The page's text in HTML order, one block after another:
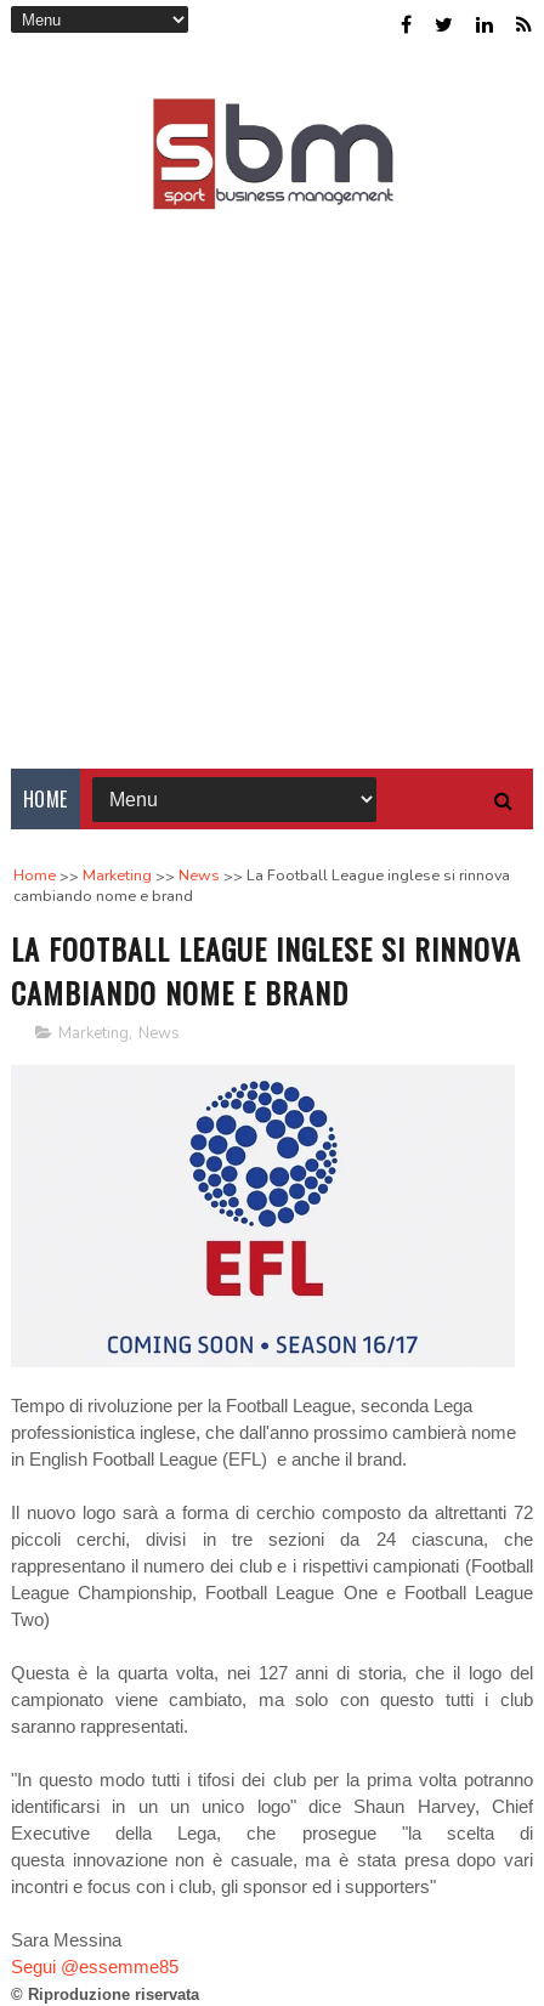
HOME
Home Marketing News
La Football League inglese si rinnova
cambiando nome e brand
LA FOOTBALL LEAGUE INGLESE SI RINNOVA
CAMBIANDO NOME E BRAND
Marketing, News
Tempo di rivoluzione per la Football League, seconda Lega
professionistica inglese, che dall'anno prossimo cambierà nome
in English Football League(EFL) e anche il brand.
Il nuovo logo sarà a forma di cerchio composto da altrettanti 72
piccoli cerchi, divisi in tre sezioni da 24 ciascuna, che
rappresentano il numero dei club e i rispettivi campionati (Football
League Championship, Football League One e Football League
Two)
Questa è la quarta volta, nei 127 anni di storia, che il logo del
campionato viene cambiato, ma solo con questo tutti i club
saranno rappresentati.
"In questo modo tutti i tifosi dei club per la prima volta potranno
identificarsi in un un unico logo" dice Shaun Harvey, Chief
Executive della Lega, che prosegue "la scelta di
questa innovazione non è casuale, ma è stata presa dopo vari
incontri e focus con i club, gli sponsor ed i supporters"
Sara Messina
Segui @essemme85
© Riproduzione riservata